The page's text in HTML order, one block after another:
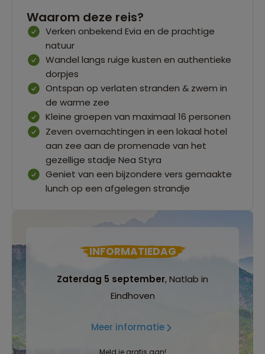
Waarom deze reis?
Verken onbekend Evia en de prachtige
natuur
Wandel langs ruige kusten en authentieke
dorpjes
Ontspan op verlaten stranden & zwem in
de warme zee
Kleine groepen van maximaal 16 personen
Zeven overnachtingen in een lokaal hotel
aan zee aan de promenade van het
gezellige stadje Nea Styra
Geniet van een bijzondere vers gemaakte
lunch op een afgelegen strandje
INFORMATIEDAG
Zaterdag 5 september, Natlab in
Eindhoven
Meer informatie
Meld je gratis aan!